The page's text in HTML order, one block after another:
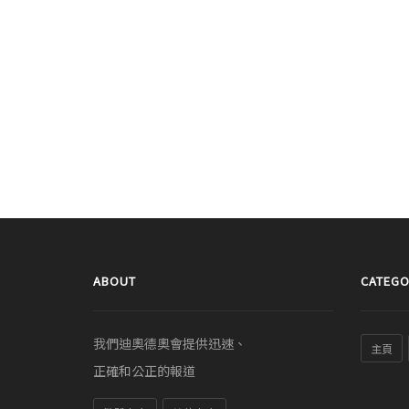
ABOUT
我們迪奧德奧會提供迅速、
正確和公正的報道
主頁